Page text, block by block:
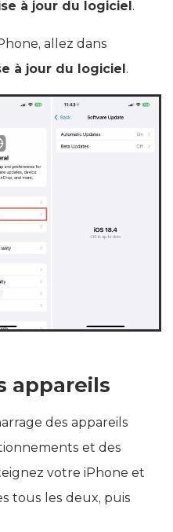
à jour du logiciel .
allez dans
à jour du logiciel .
appareils
des appareils
et des
votre iPhone et
tous les deux, puis